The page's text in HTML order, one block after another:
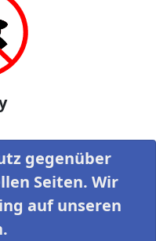
gegenüber
Seiten. Wir
auf unseren